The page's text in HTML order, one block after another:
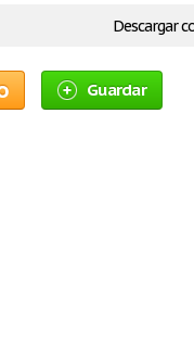
Descargar
Guardar